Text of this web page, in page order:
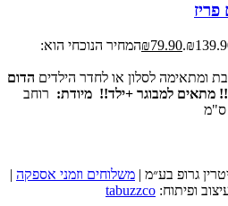
₪79.90
המחיר הנוכחי הוא:
ומתאימה לסלון או לחדר הילדים הדום
מיודת: רוחב
משלוחים וזמני אספקה |
ופיתוח: tabuzzco